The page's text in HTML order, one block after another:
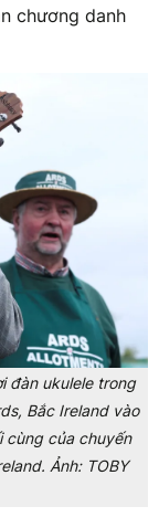
chương danh
đàn ukulele trong
Bắc Ireland vào
cùng của chuyến
Ảnh: TOBY